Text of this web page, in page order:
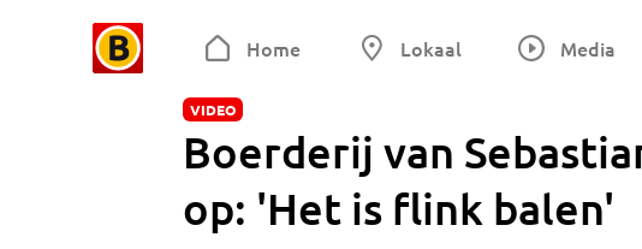
Home Lokaal Media
VIDEO
Boerderij van
op: 'Het is flink balen'